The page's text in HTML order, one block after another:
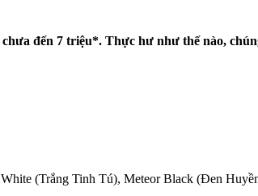
đến 7 triệu*. Thực hư như thế nào,
(Trắng Tinh Tú), Meteor Black (Đen